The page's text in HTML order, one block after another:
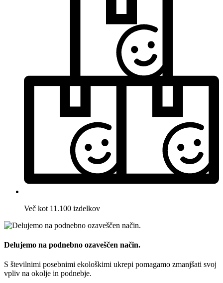
Več kot 11.100 izdelkov
Delujemo na podnebno ozaveščen način.
S številnimi posebnimi ekološkimi ukrepi pomagamo zmanjšati svoj
vpliv na okolje in podnebje.